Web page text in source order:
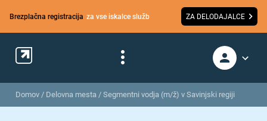
Brezplačna registracija za vse iskalce služb ZA DELODAJALCE
Domov / Delovna mesta / Segmentni vodja (m/ž) v Savinjski regiji